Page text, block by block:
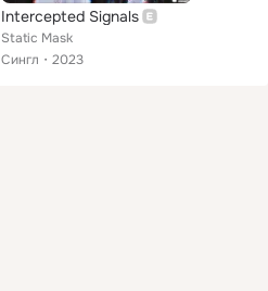
Intercepted Signals
Static Mask
Сингл
2023